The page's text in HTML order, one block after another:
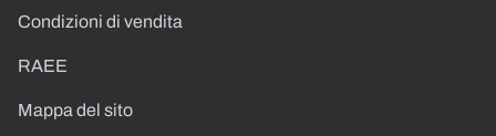
Condizioni di vendita
RAEE
Mappa del sito